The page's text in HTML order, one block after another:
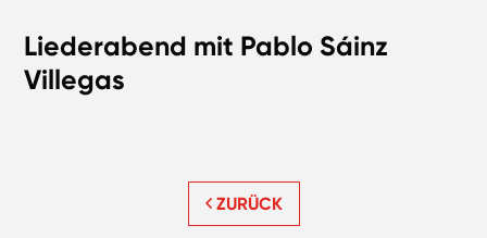
Liederabend mit Pablo Sáinz
Villegas
ZURÜCK